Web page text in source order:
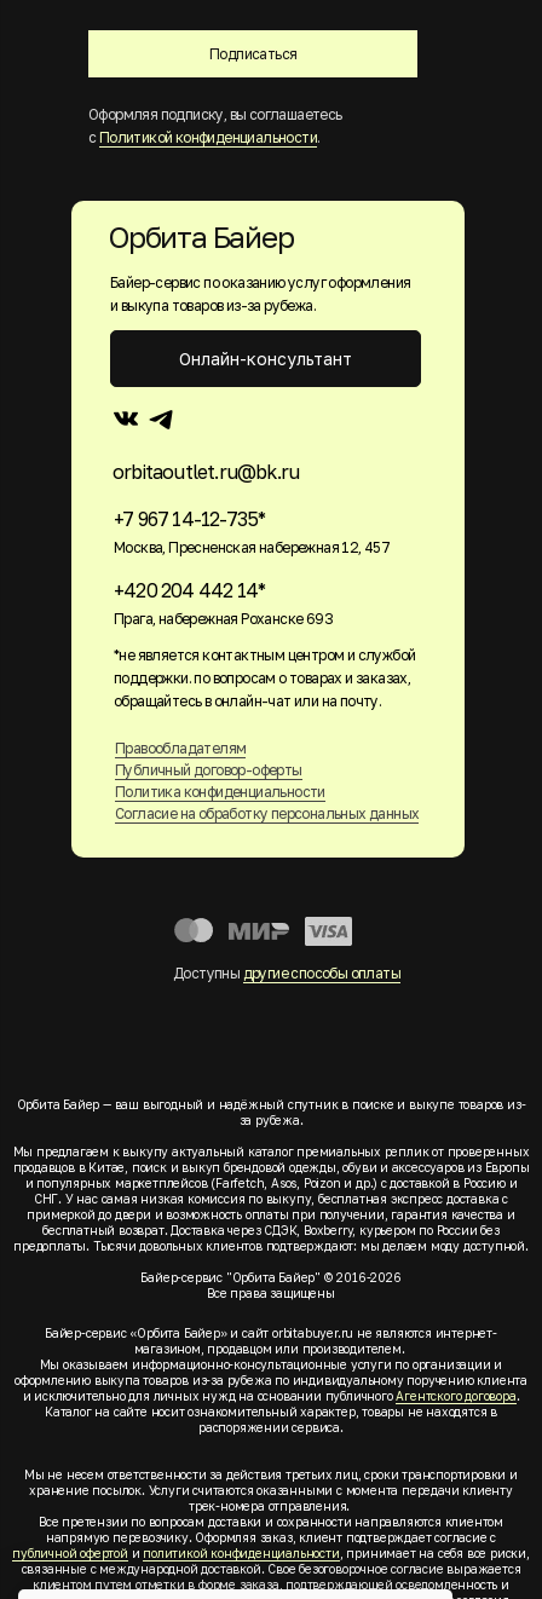
Подписаться
Оформляя подписку, вы соглашаетесь
с Политикой конфиденциальности.
Байер-сервис по оказанию услуг оформления
и выкупа товаров из-за рубежа.
+7 967 14-12-735*
Москва, Пресненская набережная 12, 457
+420 204 442 14*
Прага, набережная Роханске 693
orbitaoutlet.ru@bk.ru
Правообладателям
Публичный договор-оферты
Политика конфиденциальности
Согласие на обработку персональных данных
Онлайн-консультант
Орбита Байер
Доступны другие способы оплаты
*не является контактным центром и службой
поддержки. по вопросам о товарах и заказах,
обращайтесь в онлайн-чат или на почту.
Орбита Байер — ваш выгодный и надёжный спутник в поиске и выкупе товаров из-
за рубежа.
Мы предлагаем к выкупу актуальный каталог премиальных реплик от проверенных
продавцов в Китае, поиск и выкуп брендовой одежды, обуви и аксессуаров из Европы
и популярных маркетплейсов (Farfetch, Asos, Poizon и др.) с доставкой в Россию и
СНГ. У нас самая низкая комиссия по выкупу, бесплатная экспресс доставка с
примеркой до двери и возможность оплаты при получении, гарантия качества и
бесплатный возврат. Доставка через СДЭК, Boxberry, курьером по России без
предоплаты. Тысячи довольных клиентов подтверждают: мы делаем моду доступной.
Байер-сервис "Орбита Байер" © 2016-2026
Все права защищены
Байер-сервис «Орбита Байер» и сайт orbitabuyer.ru не являются интернет-
магазином, продавцом или производителем.
Мы оказываем информационно-консультационные услуги по организации и
оформлению выкупа товаров из-за рубежа по индивидуальному поручению клиента
и исключительно для личных нужд на основании публичногоАгентского договора.
Каталог на сайте носит ознакомительный характер, товары не находятся в
распоряжении сервиса.
Мы не несем ответственности за действия третьих лиц, сроки транспортировки и
хранение посылок. Услуги считаются оказанными с момента передачи клиенту
трек-номера отправления.
Все претензии по вопросам доставки и сохранности направляются клиентом
напрямую перевозчику. Оформляя заказ, клиент подтверждает согласие с
публичной офертой и политикой конфиденциальности , принимает на себя все риски,
связанные с международной доставкой. Свое безоговорочное согласие выражается
клиентом путем отметки в форме заказа, подтверждающей осведомленность и